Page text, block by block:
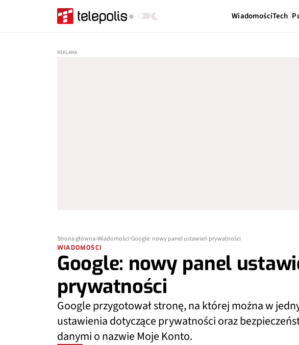
WiadomościTech
Strona główna Wiadomości Google: nowy panel ustawień prywatności
WIADOMOŚCI
Google: nowy panel
prywatności
Google przygotował stronę, na której można w
ustawienia dotyczące prywatności oraz
danymi o nazwie Moje Konto.